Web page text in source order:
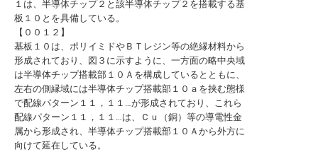
１は、半導体チップ２と該半導体チップ２を搭載する基
板１０とを具備している。
【００１２】
基板１０は、ポリイミドやＢＴレジン等の絶縁材料から
形成されており、図３に示すように、一方面の略中央域
は半導体チップ搭載部１０Ａを構成しているとともに、
左右の側縁域には半導体チップ搭載部１０ａを挟む態様
で配線パターン１１，１１…が形成されており、これら
配線パターン１１，１１…は、Ｃｕ（銅）等の導電性金
属から形成され、半導体チップ搭載部１０Ａから外方に
向けて延在している。